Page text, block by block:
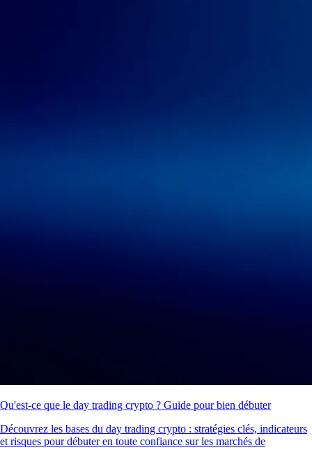
Qu'est-ce que le day trading crypto ? Guide pour bien débuter
Découvrez les bases du day trading crypto : stratégies clés, indicateurs
et risques pour débuter en toute confiance sur les marchés de